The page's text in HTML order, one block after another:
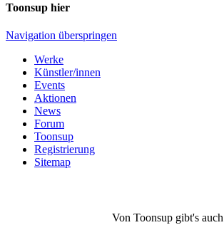
Toonsup hier
Navigation überspringen
Werke
Künstler/innen
Events
Aktionen
News
Forum
Toonsup
Registrierung
Sitemap
Von Toonsup gibt's